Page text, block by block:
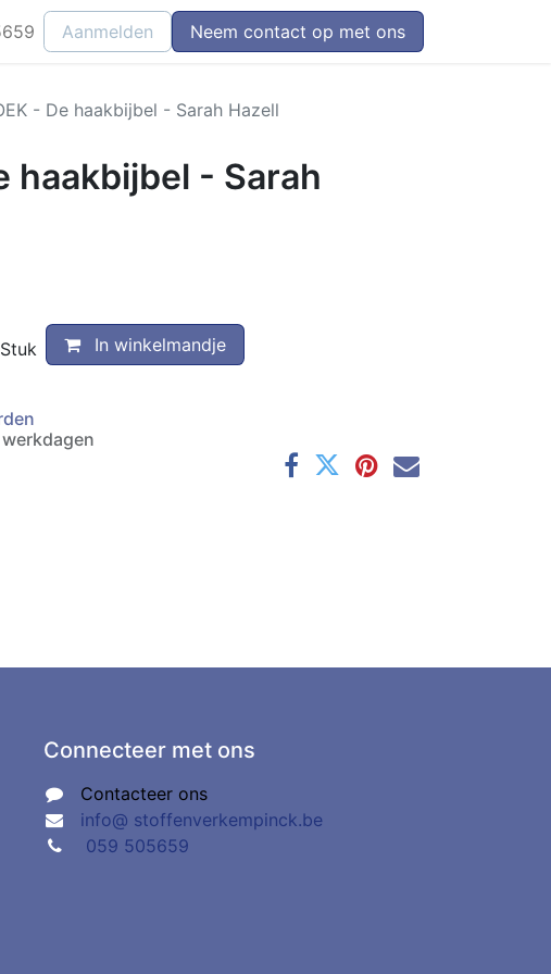
Aanmelden Neem contact op met ons
- De haakbijbel - Sarah Hazell
haakbijbel - Sarah
Stuk In winkelmandje
Connecteer met ons
Contacteer ons
info@ stoffenverkempinck.be
059 505659